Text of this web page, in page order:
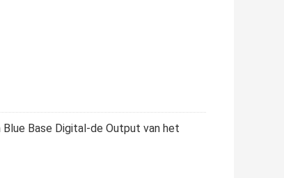
Base Digital-de Output van het